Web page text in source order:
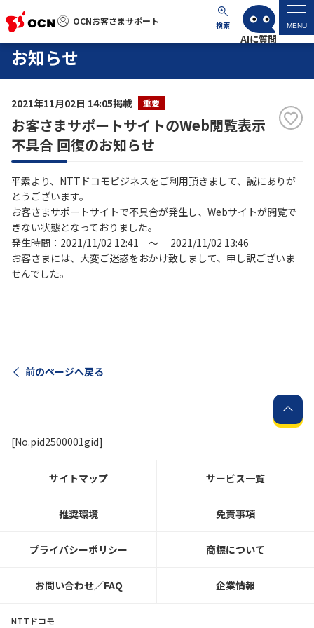
OCNお客さまサポート 検索 MENU
OCNお客さまサポート
サポートトップ
サービス名から探す
よくあるご質問
工事・故障情報
各種ダウンロード
工事・故障情報通知
お知らせ
2021年11月02日 14:05掲載 重要
お客さまサポートサイトのWeb閲覧表示
不具合 回復のお知らせ
平素より、NTTドコモビジネスをご利用頂きまして、誠にありが
とうございます。
お客さまサポートサイトで不具合が発生し、Webサイトが閲覧で
きない状態となっておりました。
発生時間：2021/11/02 12:41 ～ 2021/11/02 13:46
お客さまには、大変ご迷惑をおかけ致しまして、申し訳ございま
せんでした。
前のページへ戻る
[No.pid2500001gid]
サイトマップ サービス一覧
推奨環境 免責事項
プライバシーポリシー 商標について
お問い合わせ／FAQ 企業情報
NTTドコモ